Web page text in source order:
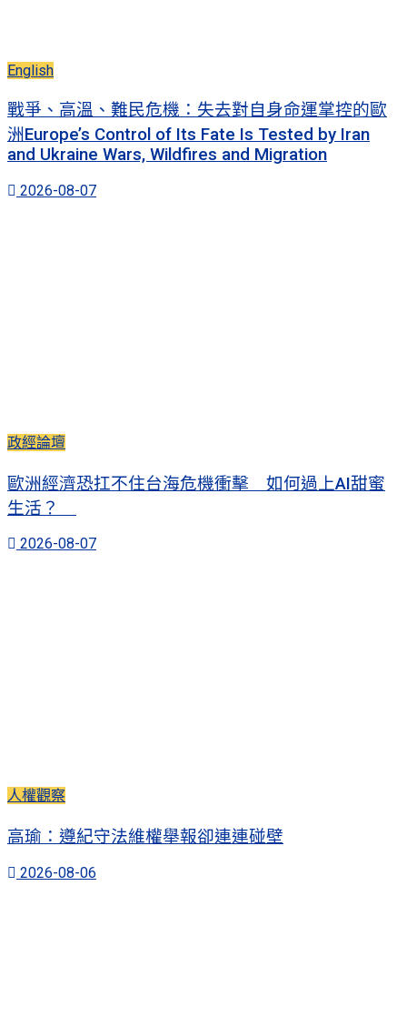
English
戰爭、高溫、難民危機：失去對自身命運掌控的歐
洲Europe’s Control of Its Fate Is Tested by Iran
and Ukraine Wars, Wildfires and Migration
2026-08-07
政經論壇
歐洲經濟恐扛不住台海危機衝擊 如何過上AI甜蜜
生活？
2026-08-07
人權觀察
高瑜：遵紀守法維權舉報卻連連碰壁
2026-08-06